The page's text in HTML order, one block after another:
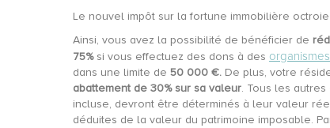
Le nouvel impôt sur la fortune immobilière
Ainsi, vous avez la possibilité de bénéficier de
75%si vous effectuez des dons à des
dans une limite de 50 000 €. De plus, votre
abattement de 30% sur sa valeur. Tous les
incluse, devront être déterminés à leur valeur
déduites de la valeur du patrimoine imposable.